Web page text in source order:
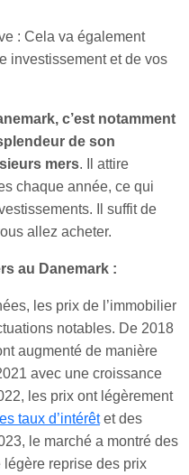
: Cela va également
investissement et de vos
c’est notamment
de son
mers. Il attire
chaque année, ce qui
Il suffit de
allez acheter.
au Danemark :
les prix de l’immobilier
notables. De 2018
augmenté de manière
avec une croissance
les prix ont légèrement
taux d’intérêtet des
le marché a montré des
reprise des prix